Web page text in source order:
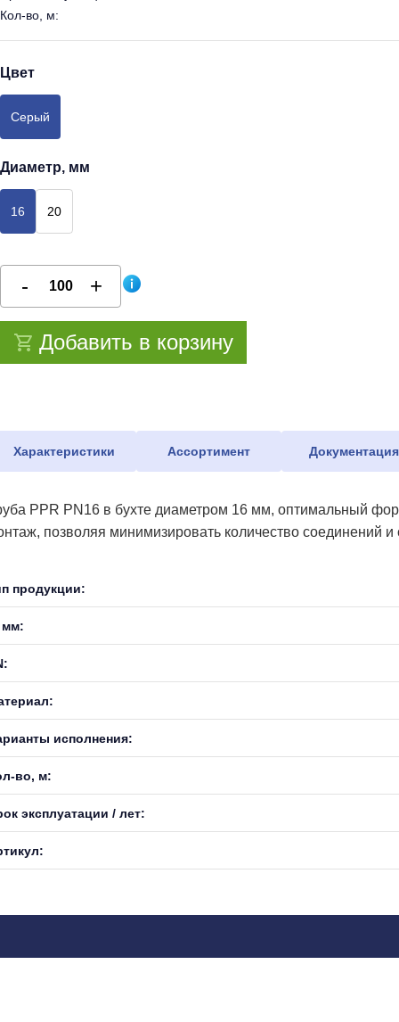
Кол-во, м:
Цвет
Серый
Диаметр, мм
16 20
Добавить в корзину
Характеристики Ассортимент Документация
PPR PN16 в бухте диаметром 16 мм, оптимальный
позволяя минимизировать количество соединений и
продукции:
мм:
исполнения:
во, м:
эксплуатации / лет: